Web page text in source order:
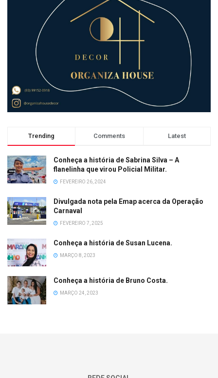
Trending Comments Latest
Conheça a história de Sabrina Silva – A
flanelinha que virou Policial Militar.
FEVEREIRO 26, 2024
Divulgada nota pela Emap acerca da Operação
Carnaval
FEVEREIRO 7, 2025
Conheça a história de Susan Lucena.
MARÇO 8, 2023
Conheça a história de Bruno Costa.
MARÇO 24, 2023